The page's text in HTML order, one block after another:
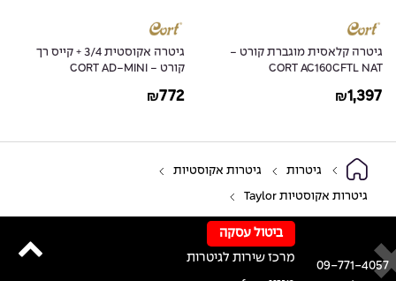
גיטרה קלאסית מוגברת קורט -
CORT AC160CFTL NAT
₪1,397
גיטרה אקוסטית 3/4 + קייס רך
קורט - CORT AD-MINI
₪772
גיטרות גיטרות אקוסטיות
גיטרות אקוסטיות Taylor
09-771-4057
ביטול עסקה
מרכז שירות לגיטרות